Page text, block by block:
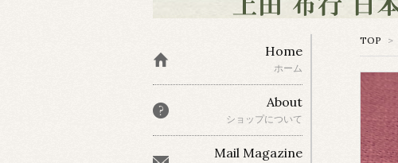
TOP >
Home
ホーム
About
ショップについて
Mail Magazine